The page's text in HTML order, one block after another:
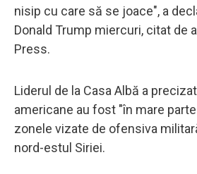
nisip cu care să se joace", a
Donald Trump miercuri, citat de
Press.
Liderul de la Casa Albă a
americane au fost "în mare
zonele vizate de ofensiva
nord-estul Siriei.